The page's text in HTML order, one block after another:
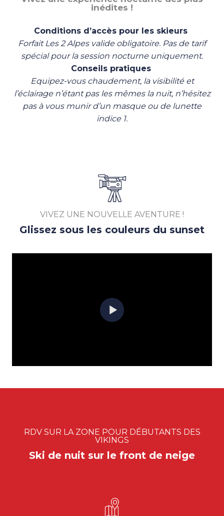
inédites !
Conditions d’accès pour les skieurs
Forfait Les 2 Alpes valide obligatoire. Pas de tarif
spécial pour la session nocturne uniquement.
Conseils pratiques
Equipez-vous chaudement, la visibilité et
l’éclairage n’étant pas les mêmes la nuit, n’hésitez
pas à vous munir d’un masque ou de lunette
indice 1.
VIVEZ UNE NOUVELLE AVENTURE !
Glissez sous les couleurs du sunset
RDV SUR LA ZONE POUR DÉBUTANTS DES
VIKINGS
Ski de nuit sur le front de neige